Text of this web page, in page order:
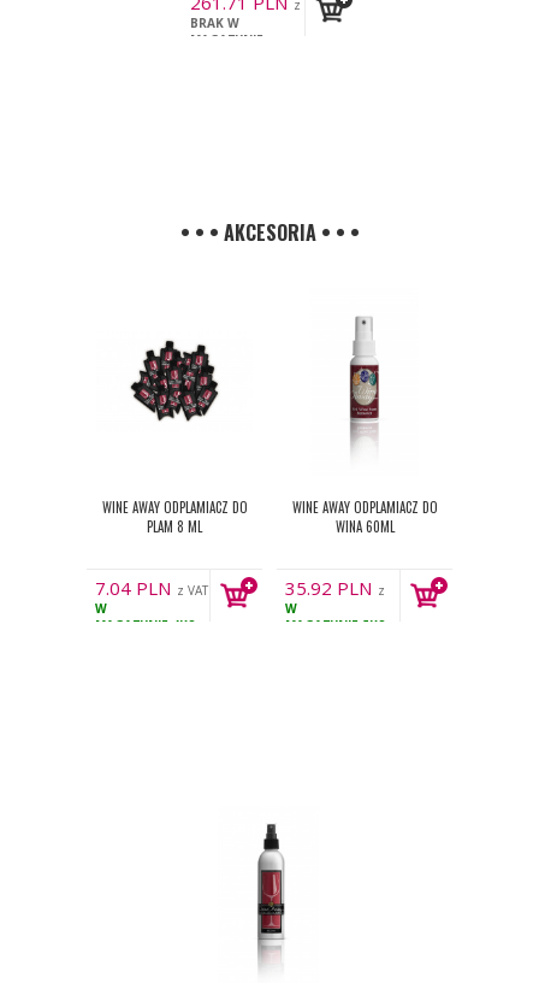
z
VAT
BRAK W
MAGAZYNIE
• • • AKCESORIA • • •
WINE AWAY ODPLAMIACZ DO
PLAM 8 ML
7.04 PLN z VAT
W
MAGAZYNIE 4KS
WINE AWAY ODPLAMIACZ DO
WINA 60ML
35.92 PLN z
VAT
W
MAGAZYNIE 5KS